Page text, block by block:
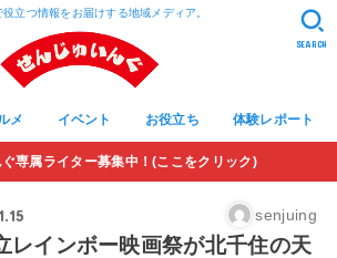
役立つ情報をお届けする地域メディア。
メ イベント お役立ち 体験レポート
SEARCH
専属ライター募集中！(ここをクリック)
senjuing
レインボー映画祭が北千住の天